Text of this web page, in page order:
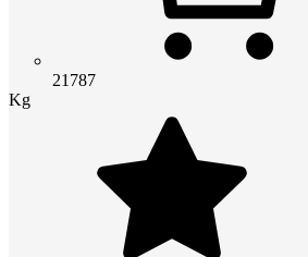
21787
Kg